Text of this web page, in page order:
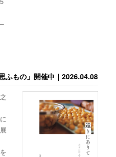
ふもの」開催中｜2026.04.08